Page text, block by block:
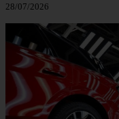
28/07/2026